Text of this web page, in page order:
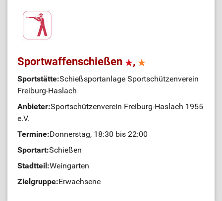
Sportwaffenschießen ,
Sportstätte:Schießsportanlage Sportschützenverein
Freiburg-Haslach
Anbieter:Sportschützenverein Freiburg-Haslach 1955
e.V.
Termine:Donnerstag, 18:30 bis 22:00
Sportart:Schießen
Stadtteil:Weingarten
Zielgruppe:Erwachsene